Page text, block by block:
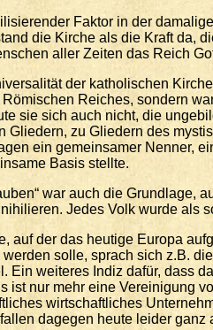
Faktor in der
die Kirche als die Kraft da,
aller Zeiten das Reich
der katholischen
Reiches, sondern
sie sich auch nicht, die
Gliedern, zu Gliedern des
ein gemeinsamer Nenner,
Basis stellte.
war auch die Grundlage,
Jedes Volk wurde als
auf der das heutige Europa
solle, sprach sich z.B.
Ein weiteres Indiz dafür, dass
ist nur mehr eine Vereinigung
wirtschaftliches
dagegen heute leider